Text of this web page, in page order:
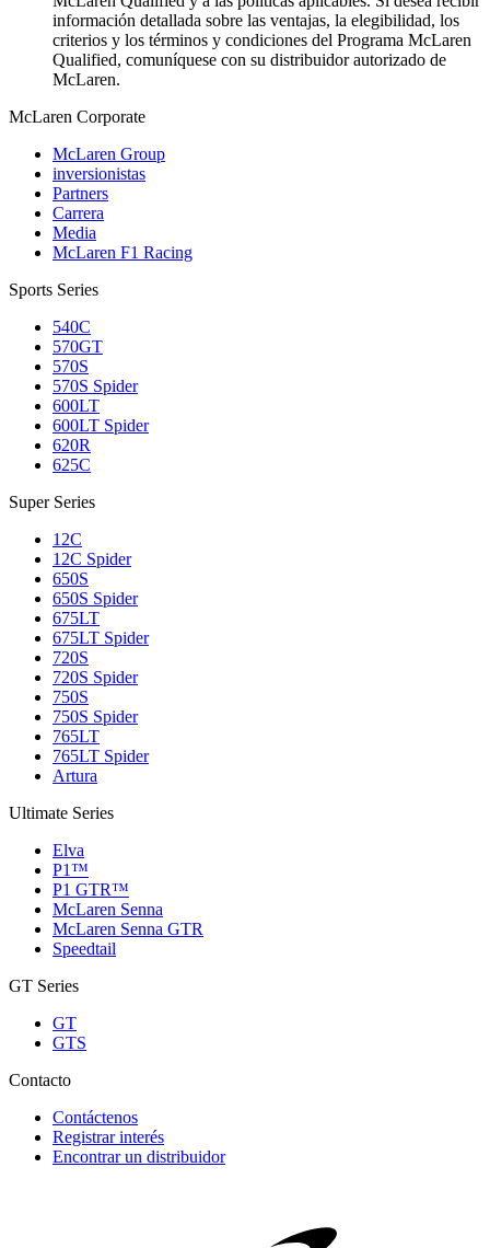
información detallada sobre las ventajas, la elegibilidad, los
criterios y los términos y condiciones del Programa McLaren
Qualified, comuníquese con su distribuidor autorizado de
McLaren.
McLaren Corporate
McLaren Group
inversionistas
Partners
Carrera
Media
McLaren F1 Racing
Sports Series
540C
570GT
570S
570S Spider
600LT
600LT Spider
620R
625C
Super Series
12C
12C Spider
650S
650S Spider
675LT
675LT Spider
720S
720S Spider
750S
750S Spider
765LT
765LT Spider
Artura
Ultimate Series
Elva
P1™
P1 GTR™
McLaren Senna
McLaren Senna GTR
Speedtail
GT Series
GT
GTS
Contacto
Contáctenos
Registrar interés
Encontrar un distribuidor